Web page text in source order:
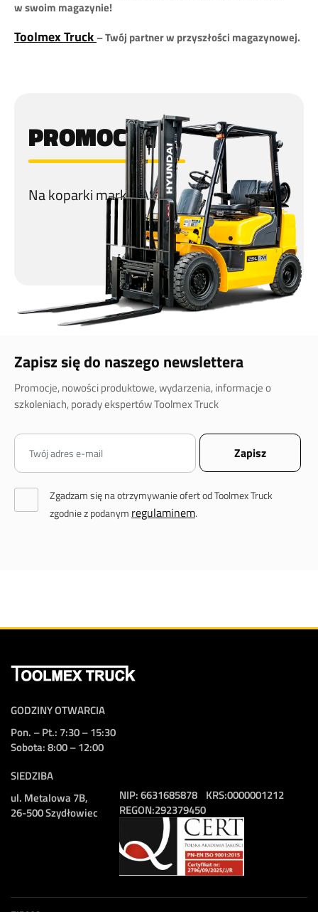
w swoim magazynie!
Toolmex Truck – Twój partner w przyszłości magazynowej.
PROMOCJA
Na koparki marki CASE!
Zapisz się do naszego newslettera
Promocje, nowości produktowe, wydarzenia, informacje o
szkoleniach, porady ekspertów Toolmex Truck
Zgadzam się na otrzymywanie ofert od Toolmex Truck
zgodnie z podanym regulaminem.
GODZINY OTWARCIA
Pon. – Pt.: 7:30 – 15:30
Sobota: 8:00 – 12:00
SIEDZIBA
ul. Metalowa 7B,
26-500 Szydłowiec
NIP:6631685878
REGON:292379450
KRS:0000001212